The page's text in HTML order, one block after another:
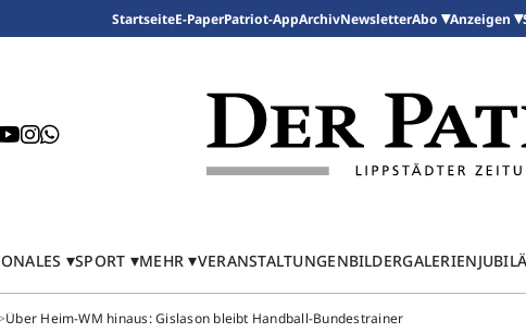
StartseiteE-PaperPatriot-AppArchivNewsletterAbo Anzeigen
SPORT MEHR VERANSTALTUNGENBILDERGALERIEN
Über Heim-WM hinaus: Gislason bleibt Handball-Bundestrainer